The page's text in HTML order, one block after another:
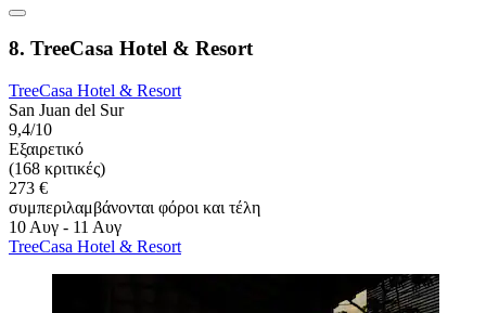
8. TreeCasa Hotel & Resort
TreeCasa Hotel & Resort
San Juan del Sur
9,4/10
Εξαιρετικό
(168 κριτικές)
273 €
συμπεριλαμβάνονται φόροι και τέλη
10 Αυγ - 11 Αυγ
TreeCasa Hotel & Resort